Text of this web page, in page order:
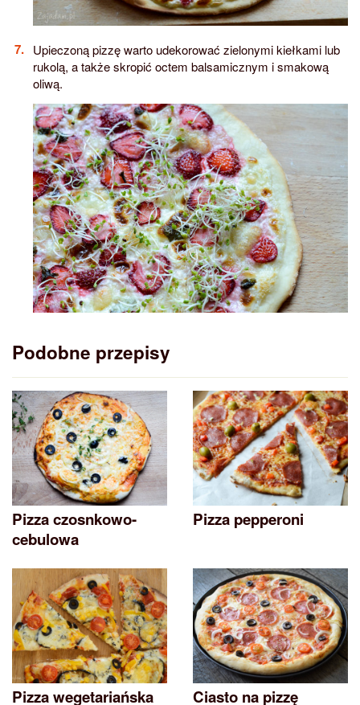
Upieczoną pizzę warto udekorować zielonymi kiełkami lub
rukolą, a także skropić octem balsamicznym i smakową
oliwą.
Podobne przepisy
Pizza czosnkowo-
cebulowa
Pizza pepperoni
Pizza wegetariańska Ciasto na pizzę